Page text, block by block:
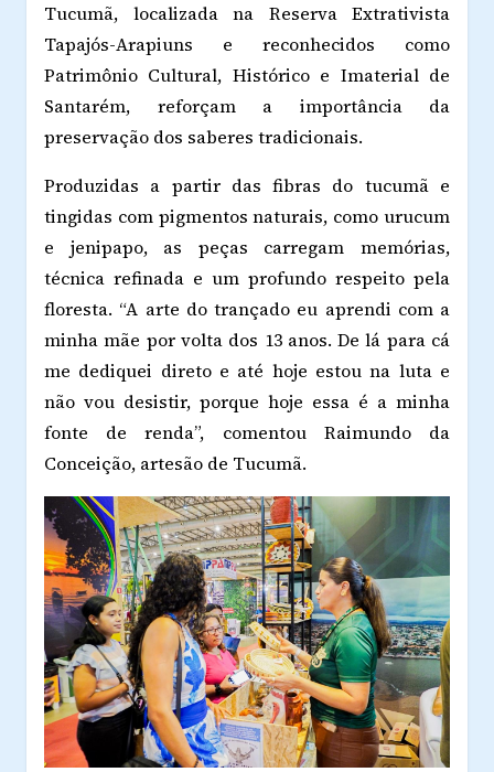
Tucumã, localizada na Reserva Extrativista
Tapajós-Arapiuns e reconhecidos como
Patrimônio Cultural, Histórico e Imaterial de
Santarém, reforçam a importância da
preservação dos saberes tradicionais.
Produzidas a partir das fibras do tucumã e
tingidas com pigmentos naturais, como urucum
e jenipapo, as peças carregam memórias,
técnica refinada e um profundo respeito pela
floresta. “A arte do trançado eu aprendi com a
minha mãe por volta dos 13 anos. De lá para cá
me dediquei direto e até hoje estou na luta e
não vou desistir, porque hoje essa é a minha
fonte de renda”, comentou Raimundo da
Conceição, artesão de Tucumã.